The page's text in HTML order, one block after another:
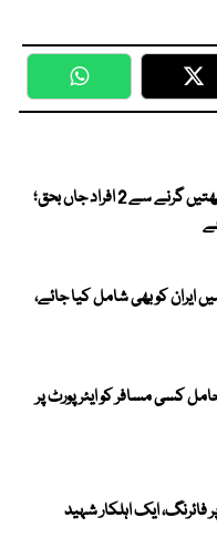
WhatsApp
بارشوں کی تباہی؛ قصور میں چھتیں گرنے سے 2 افراد جاں بحق؛
کو بھی شامل کیا جائے،
کسی مسافر کو ایئرپورٹ پر
ایک اہلکار شہید